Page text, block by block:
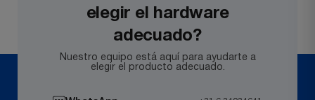
elegir el hardware
adecuado?
Nuestro equipo está aquí para ayudarte a
elegir el producto adecuado.